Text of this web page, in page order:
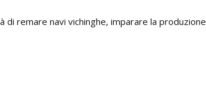
di remare navi vichinghe, imparare la produzione